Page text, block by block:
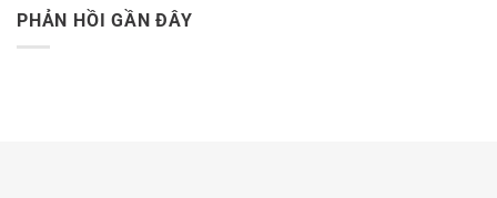
PHẢN HỒI GẦN ĐÂY